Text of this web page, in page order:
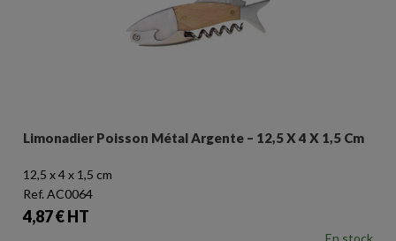
Limonadier Poisson Métal Argente – 12,5 X 4 X 1,5 Cm
12,5 x 4 x 1,5 cm
Ref. AC0064
Prix
4,87 € HT
En stock